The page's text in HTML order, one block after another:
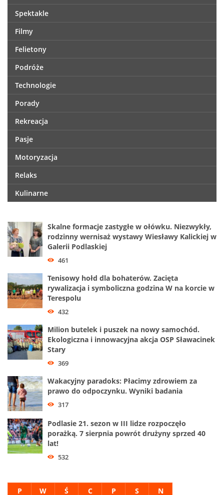
Spektakle
Filmy
Felietony
Podróże
Technologie
Porady
Rekreacja
Pasje
Motoryzacja
Relaks
Kulinarne
Skalne formacje zastygłe w ołówku. Niezwykły,
rodzinny wernisaż wystawy Wiesławy Kalickiej w
Galerii Podlaskiej
461
Tenisowy hołd dla bohaterów. Zacięta
rywalizacja i symboliczna godzina W na korcie w
Terespolu
432
Milion butelek i puszek na nowy samochód.
Ekologiczna i innowacyjna akcja OSP Sławacinek
Stary
369
Wakacyjny paradoks: Płacimy zdrowiem za
prawo do odpoczynku. Wyniki badania
317
Podlasie 21. sezon w III lidze rozpoczęło
porażką. 7 sierpnia powrót drużyny sprzed 40
lat!
532
P W Ś C P S N